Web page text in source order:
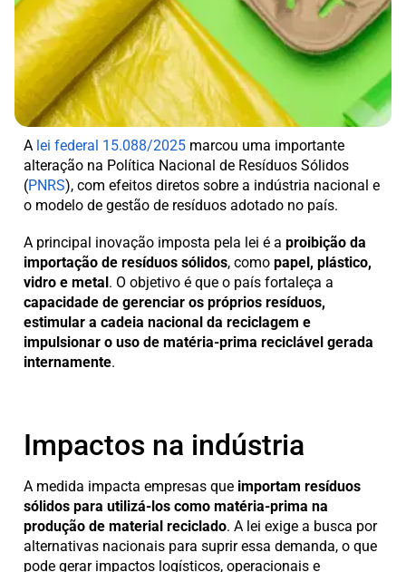
A lei federal 15.088/2025 marcou uma importante
alteração na Política Nacional de Resíduos Sólidos
(PNRS), com efeitos diretos sobre a indústria nacional e
o modelo de gestão de resíduos adotado no país.
A principal inovação imposta pela lei é a proibição da
importação de resíduos sólidos, como papel, plástico,
vidro e metal . O objetivo é que o país fortaleça a
capacidade de gerenciar os próprios resíduos,
estimular a cadeia nacional da reciclagem e
impulsionar o uso de matéria-prima reciclável gerada
internamente.
Impactos na indústria
A medida impacta empresas que importam resíduos
sólidos para utilizá-los como matéria-prima na
produção de material reciclado. A lei exige a busca por
alternativas nacionais para suprir essa demanda, o que
pode gerar impactos logísticos, operacionais e